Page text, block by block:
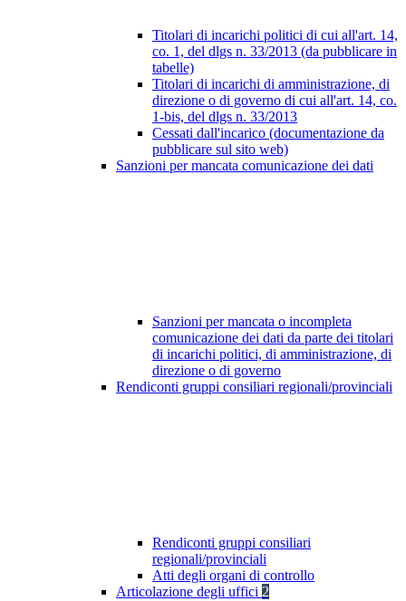
Titolari di incarichi politici di cui all'art. 14,
co. 1, del dlgs n. 33/2013 (da pubblicare in
tabelle)
Titolari di incarichi di amministrazione, di
direzione o di governo di cui all'art. 14, co.
1-bis, del dlgs n. 33/2013
Cessati dall'incarico (documentazione da
pubblicare sul sito web)
Sanzioni per mancata comunicazione dei dati
Sanzioni per mancata o incompleta
comunicazione dei dati da parte dei titolari
di incarichi politici, di amministrazione, di
direzione o di governo
Rendiconti gruppi consiliari regionali/provinciali
Rendiconti gruppi consiliari
regionali/provinciali
Atti degli organi di controllo
Articolazione degli uffici 2